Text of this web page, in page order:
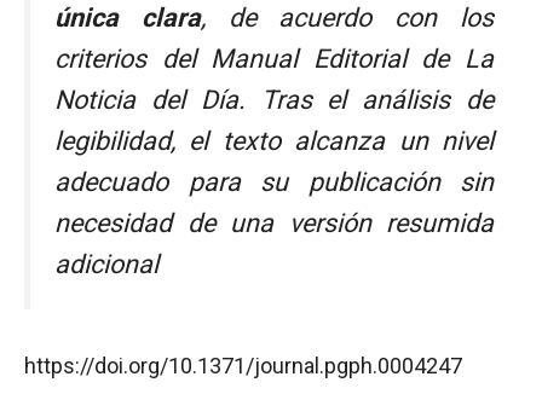
única clara, de acuerdo con los
criterios del Manual Editorial de La
Noticia del Día. Tras el análisis de
legibilidad, el texto alcanza un nivel
adecuado para su publicación sin
necesidad de una versión resumida
adicional
https://doi.org/10.1371/journal.pgph.0004247